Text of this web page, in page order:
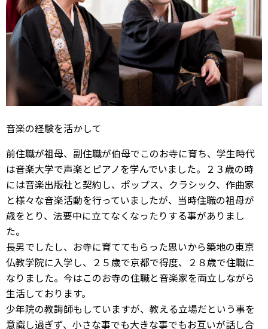
音楽の経験を活かして
前住職が祖母、副住職が伯母でこのお寺に育ち、学生時代
は音楽大学で声楽とピアノを学んでいました。２３歳の時
には音楽出版社と契約し、ポップス、クラシック、作曲家
と様々な音楽活動を行っていましたが、当時住職の祖母が
歳をとり、法要中に立てなくなったりする事がありまし
た。
長男でしたし、お寺に育ててもらった思いから築地の東京
仏教学院に入学し、２５歳で京都で得度、２８歳で住職に
なりました。今はこのお寺の住職と音楽家を両立しながら
生活しております。
少年院の教誨師もしていますが、教える立場だという事を
意識し過ぎず、小さな事でも大きな事でもお互いが話し合